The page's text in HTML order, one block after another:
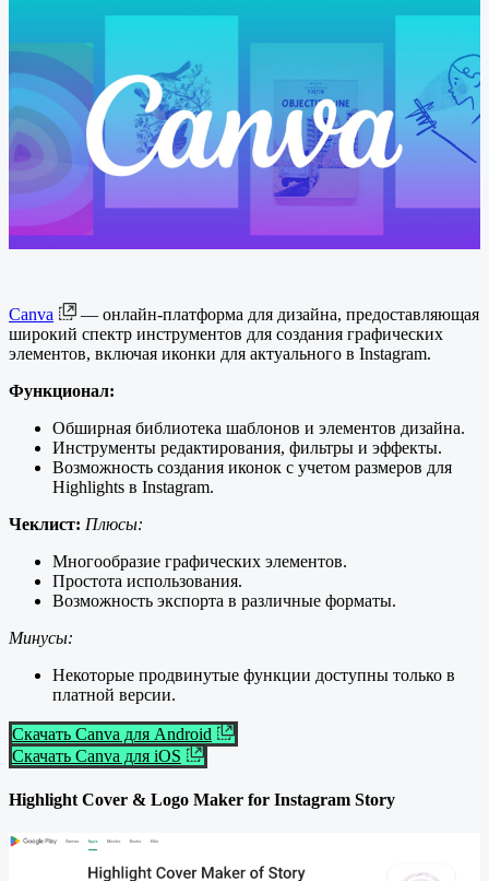
Canva
— онлайн-платформа для дизайна, предоставляющая
широкий спектр инструментов для создания графических
элементов, включая иконки для актуального в Instagram.
Функционал:
Обширная библиотека шаблонов и элементов дизайна.
Инструменты редактирования, фильтры и эффекты.
Возможность создания иконок с учетом размеров для
Highlights в Instagram.
Чеклист: Плюсы:
Многообразие графических элементов.
Простота использования.
Возможность экспорта в различные форматы.
Минусы:
Некоторые продвинутые функции доступны только в
платной версии.
Скачать Canva для Android
Скачать Canva для iOS
Highlight Cover & Logo Maker for Instagram Story